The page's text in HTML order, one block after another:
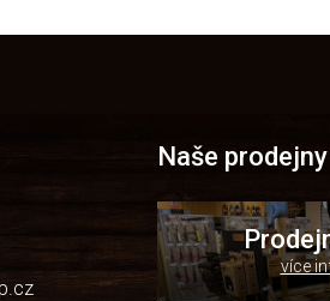
Naše prodejny
více